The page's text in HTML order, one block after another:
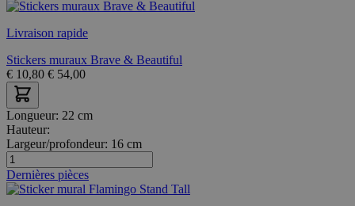
Livraison rapide
Stickers muraux Brave & Beautiful
€ 10,80 € 54,00
Longueur: 22 cm
Hauteur:
Largeur/profondeur: 16 cm
Dernières pièces